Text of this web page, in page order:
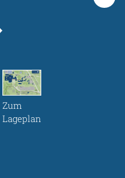
Zum
Lageplan